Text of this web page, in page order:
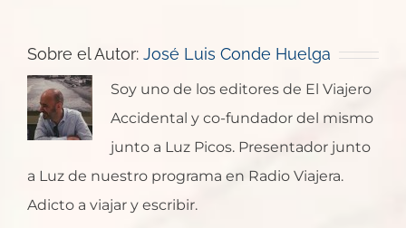
Sobre el Autor: José Luis Conde Huelga
Soy uno de los editores de El Viajero
Accidental y co-fundador del mismo
junto a Luz Picos. Presentador junto
a Luz de nuestro programa en Radio Viajera.
Adicto a viajar y escribir.